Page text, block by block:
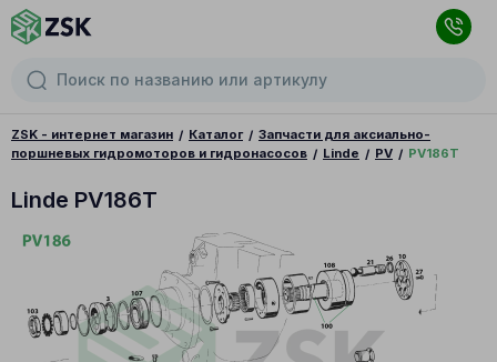
ZSK - интернет магазин Каталог
Запчасти для аксиально-
поршневых гидромоторов и гидронасосов
Linde PV PV186T
Linde PV186T